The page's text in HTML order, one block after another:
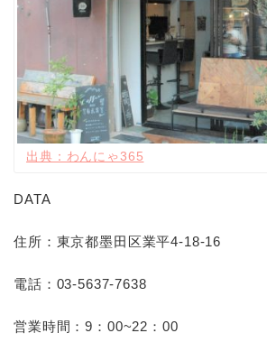
出典：わんにゃ365
DATA
住所：東京都墨田区業平4-18-16
電話：03-5637-7638
営業時間：9：00~22：00